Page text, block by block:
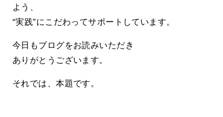
よう、
“実践”にこだわってサポートしています。
今日もブログをお読みいただき
ありがとうございます。
それでは、本題です。